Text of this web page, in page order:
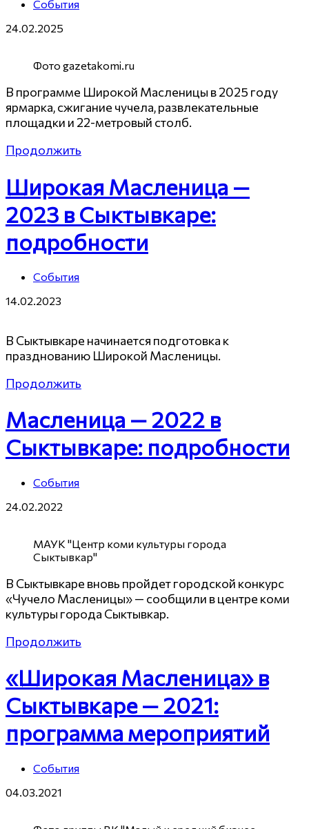
События
24.02.2025
Фото gazetakomi.ru
В программе Широкой Масленицы в 2025 году
ярмарка, сжигание чучела, развлекательные
площадки и 22-метровый столб.
Продолжить
Широкая Масленица —
2023 в Сыктывкаре:
подробности
События
14.02.2023
В Сыктывкаре начинается подготовка к
празднованию Широкой Масленицы.
Продолжить
Масленица — 2022 в
Сыктывкаре: подробности
События
24.02.2022
МАУК "Центр коми культуры города
Сыктывкар"
В Сыктывкаре вновь пройдет городской конкурс
«Чучело Масленицы» — сообщили в центре коми
культуры города Сыктывкар.
Продолжить
«Широкая Масленица» в
Сыктывкаре — 2021:
программа мероприятий
События
04.03.2021